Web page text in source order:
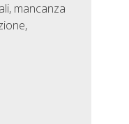
mancanza